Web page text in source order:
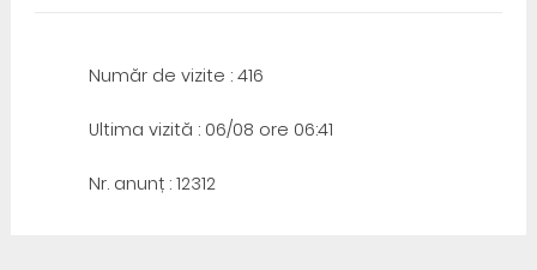
Număr de vizite : 416
Ultima vizită : 06/08 ore 06:41
Nr. anunț : 12312